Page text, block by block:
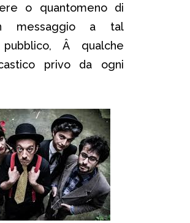
o quantomeno di
messaggio a tal
Â qualche
privo da ogni